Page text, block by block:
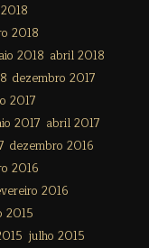
2018
2018 abril 2018
dezembro 2017
2017
2017 abril 2017
dezembro 2016
2016
2016
2015
julho 2015